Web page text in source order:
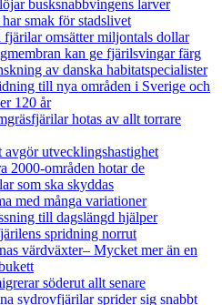
busksnabbvingens larver
smak för stadslivet
fjärilar omsätter miljontals dollar
kan ge fjärilsvingar färg
av danska habitatspecialister
till nya områden i Sverige och
120 år
hotas av allt torrare
utvecklingshastighet
2000-områden hotar de
som ska skyddas
med många variationer
till dagslängd hjälper
spridning norrut
värdväxter– Mycket mer än en
söderut allt senare
sydrovfjärilar sprider sig snabbt